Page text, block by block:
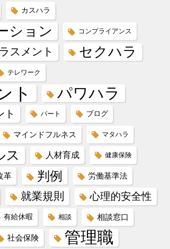
カスハラ
ション コンプライアンス
スメント セクハラ
テレワーク
ト パワハラ
ト パート ブログ
マインドフルネス マタハラ
ス 人材育成 健康保険
革 判例 労働基準法
就業規則 心理的安全性
有給休暇 相談 相談窓口
社会保険 管理職